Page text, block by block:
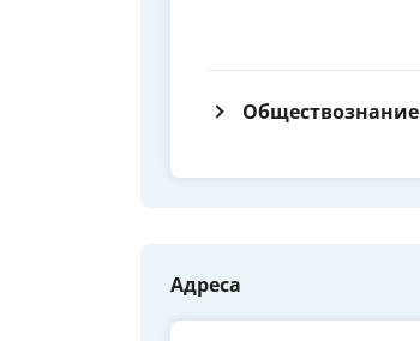
Обществознание
Адреса